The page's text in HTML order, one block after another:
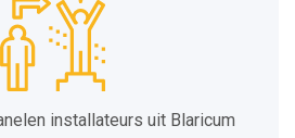
installateurs uit Blaricum